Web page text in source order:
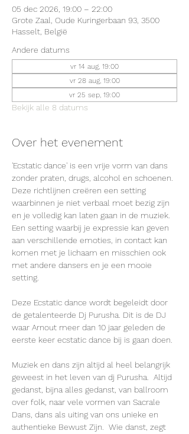
05 dec 2026, 19:00 – 22:00
Grote Zaal, Oude Kuringerbaan 93, 3500
Hasselt, België
Andere datums
vr 14 aug, 19:00
vr 28 aug, 19:00
vr 25 sep, 19:00
Bekijk alle 8 datums
Over het evenement
'Ecstatic dance' is een vrije vorm van dans
zonder praten, drugs, alcohol en schoenen.
Deze richtlijnen creëren een setting
waarbinnen je niet verbaal moet bezig zijn
en je volledig kan laten gaan in de muziek.
Een setting waarbij je expressie kan geven
aan verschillende emoties, in contact kan
komen met je lichaam en misschien ook
met andere dansers en je een mooie
setting.
Deze Ecstatic dance wordt begeleidt door
de getalenteerde Dj Purusha. Dit is de DJ
waar Arnout meer dan 10 jaar geleden de
eerste keer ecstatic dance bij is gaan doen.
Muziek en dans zijn altijd al heel belangrijk
geweest in het leven van dj Purusha.  Altijd
gedanst, bijna alles gedanst, van ballroom
over folk, naar vele vormen van Sacrale
Dans, dans als uiting van ons unieke en
authentieke Bewust Zijn.  Wie danst, zegt